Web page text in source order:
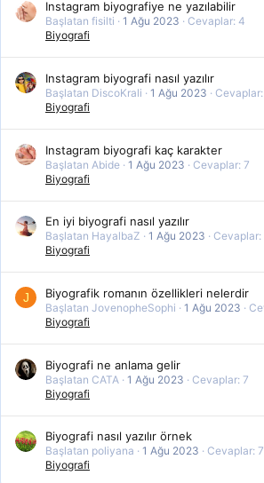
Instagram biyografiye ne yazılabilir
Başlatan fisilti 1 Ağu 2023
Cevaplar: 4
Biyografi
Instagram biyografi nasıl yazılır
Başlatan DiscoKrali 1 Ağu 2023
Biyografi
Instagram biyografi kaç karakter
Başlatan Abide 1 Ağu 2023
Cevaplar: 7
Biyografi
En iyi biyografi nasıl yazılır
Başlatan HayalbaZ 1 Ağu 2023
Cevaplar:
Biyografi
J Biyografik romanın özellikleri nelerdir
Başlatan JovenopheSophi 1 Ağu 2023
Biyografi
Biyografi ne anlama gelir
Başlatan CATA 1 Ağu 2023
Cevaplar: 7
Biyografi
Biyografi nasıl yazılır örnek
Başlatan poliyana 1 Ağu 2023
Cevaplar: 7
Biyografi